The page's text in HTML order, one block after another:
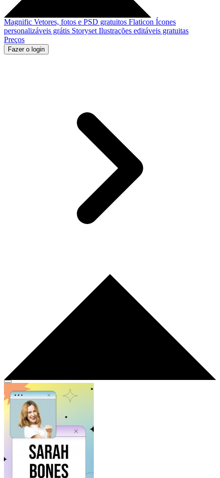
Magnific Vetores, fotos e PSD gratuitos Flaticon Ícones
personalizáveis grátis Storyset Ilustrações editáveis gratuitas
Preços
Fazer o login